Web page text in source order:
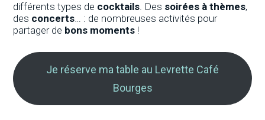
différents types de cocktails . Des soirées à thèmes,
des concerts … : de nombreuses activités pour
partager de bons moments !
Je réserve ma table au Levrette Café
Bourges